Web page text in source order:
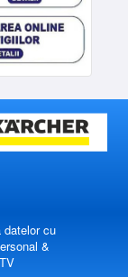
datelor cu
&